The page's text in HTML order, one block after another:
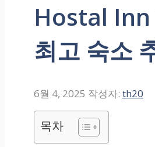
Hostal Inn
최고 숙소
6월 4, 2025 작성자: th20
목차